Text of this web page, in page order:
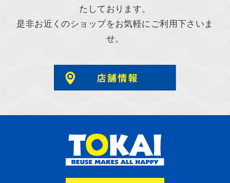
たしております。
是非お近くのショップをお気軽にご利用下さいま
せ。